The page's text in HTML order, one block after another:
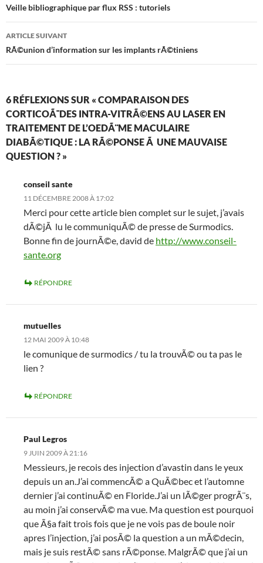
des
articles
Veille bibliographique par flux RSS : tutoriels
ARTICLE SUIVANT
RÃ©union d’information sur les implants rÃ©tiniens
6 RÉFLEXIONS SUR « COMPARAISON DES
CORTICOÃ¯DES INTRA-VITRÃ©ENS AU LASER EN
TRAITEMENT DE L’OEDÃ¨ME MACULAIRE
DIABÃ©TIQUE : LA RÃ©PONSE Ã UNE MAUVAISE
QUESTION ? »
conseil sante
11 DÉCEMBRE 2008 À 17:02
Merci pour cette article bien complet sur le sujet, j’avais
dÃ©jÃ lu le communiquÃ© de presse de Surmodics.
Bonne fin de journÃ©e, david de http://www.conseil-
sante.org
RÉPONDRE
mutuelles
12 MAI 2009 À 10:48
le comunique de surmodics / tu la trouvÃ© ou ta pas le
lien ?
RÉPONDRE
Paul Legros
9 JUIN 2009 À 21:16
Messieurs, je recois des injection d’avastin dans le yeux
depuis un an.J’ai commencÃ© a QuÃ©bec et l’automne
dernier j’ai continuÃ© en Floride.J’ai un lÃ©ger progrÃ¨s,
au moin j’ai conservÃ© ma vue. Ma question est pourquoi
que Ã§a fait trois fois que je ne vois pas de boule noir
apres l’injection, j’ai posÃ© la question a un mÃ©decin,
mais je suis restÃ© sans rÃ©ponse. MalgrÃ© que j’ai un